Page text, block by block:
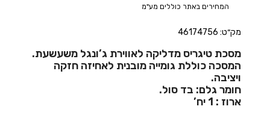
המחירים באתר כוללים מע"מ
מק״ט: 46174756
מסכת טיגריס מדליקה לאווירת ג’ונגל משעשעת.
המסכה כוללת גומייה מובנית לאחיזה חזקה
ויציבה.
חומר גלם: בד סול.
ארוז : 1 יח’